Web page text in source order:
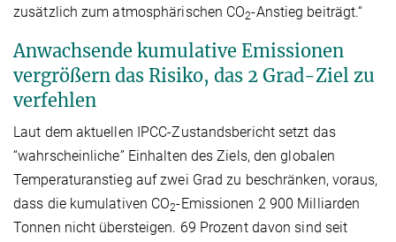
zusätzlich zum atmosphärischen CO2-Anstieg beiträgt.“
Anwachsende kumulative Emissionen
vergrößern das Risiko, das 2 Grad-Ziel zu
verfehlen
Laut dem aktuellen IPCC-Zustandsbericht setzt das
“wahrscheinliche” Einhalten des Ziels, den globalen
Temperaturanstieg auf zwei Grad zu beschränken, voraus,
dass die kumulativen CO2-Emissionen 2 900 Milliarden
Tonnen nicht übersteigen. 69 Prozent davon sind seit